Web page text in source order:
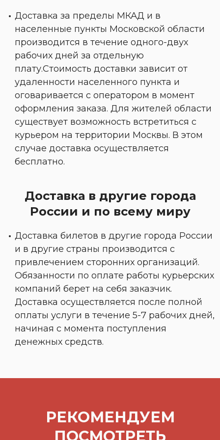
Доставка за пределы МКАД и в
населенные пункты Московской области
производится в течение одного-двух
рабочих дней за отдельную
плату.Стоимость доставки зависит от
удаленности населенного пункта и
оговаривается с оператором в момент
оформления заказа. Для жителей области
существует возможность встретиться с
курьером на территории Москвы. В этом
случае доставка осуществляется
бесплатно.
Доставка в другие города
России и по всему миру
Доставка билетов в другие города России
и в другие страны производится с
привлечением сторонних организаций.
Обязанности по оплате работы курьерских
компаний берет на себя заказчик.
Доставка осуществляется после полной
оплаты услуги в течение 5-7 рабочих дней,
начиная с момента поступления
денежных средств.
РЕКОМЕНДУЕМ
ПОСМОТРЕТЬ